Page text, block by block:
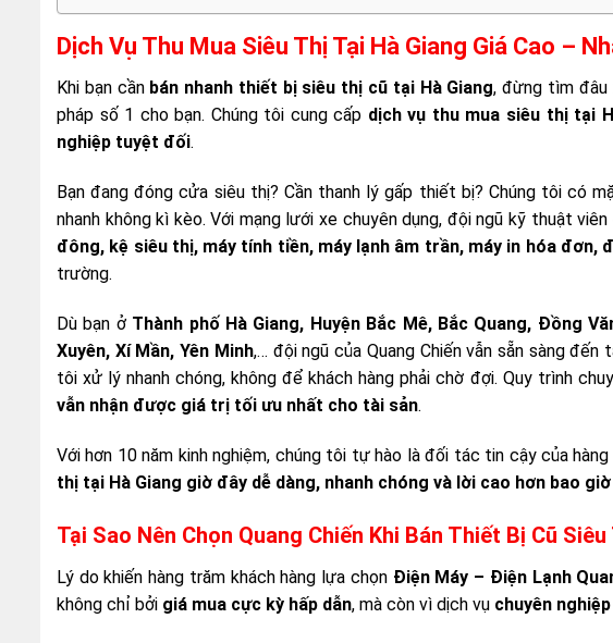
Dịch Vụ Thu Mua Siêu Thị Tại Hà Giang Giá Cao –
Khi bạn cần bán nhanh thiết bị siêu thị cũ tại Hà Giang, đừng tìm đâu
pháp số 1 cho bạn. Chúng tôi cung cấp dịch vụ thu mua siêu thị tại
nghiệp tuyệt đối.
Bạn đang đóng cửa siêu thị? Cần thanh lý gấp thiết bị? Chúng tôi có
nhanh không kì kèo. Với mạng lưới xe chuyên dụng, đội ngũ kỹ thuật
đông, kệ siêu thị, máy tính tiền, máy lạnh âm trần, máy in hóa đơn,
trường.
Dù bạn ở Thành phố Hà Giang, Huyện Bắc Mê, Bắc Quang, Đồng
Xuyên, Xí Mần, Yên Minh,… đội ngũ của Quang Chiến vẫn sẵn sàng đến
tôi xử lý nhanh chóng, không để khách hàng phải chờ đợi. Quy trình
vẫn nhận được giá trị tối ưu nhất cho tài sản.
Với hơn 10 năm kinh nghiệm, chúng tôi tự hào là đối tác tin cậy của
thị tại Hà Giang giờ đây dễ dàng, nhanh chóng và lời cao hơn bao
Tại Sao Nên Chọn Quang Chiến Khi Bán Thiết Bị Cũ
Lý do khiến hàng trăm khách hàng lựa chọn Điện Máy – Điện Lạnh
không chỉ bởi giá mua cực kỳ hấp dẫn, mà còn vì dịch vụ chuyên